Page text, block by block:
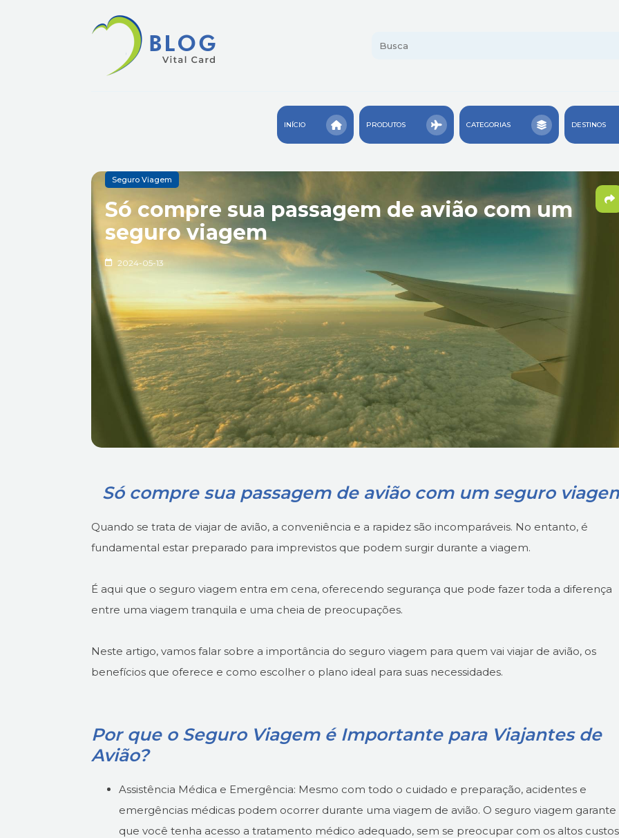
INÍCIO PRODUTOS CATEGORIAS DESTINOS
Seguro Viagem
Só compre sua passagem de avião com um
seguro viagem
2024-05-13
Só compre sua passagem de avião com um seguro
Quando se trata de viajar de avião, a conveniência e a rapidez são incomparáveis. No entanto, é
fundamental estar preparado para imprevistos que podem surgir durante a viagem.
É aqui que o seguro viagem entra em cena, oferecendo segurança que pode fazer toda a diferença
entre uma viagem tranquila e uma cheia de preocupações.
Neste artigo, vamos falar sobre a importância do seguro viagem para quem vai viajar de avião, os
benefícios que oferece e como escolher o plano ideal para suas necessidades.
Por que o Seguro Viagem é Importante para Viajantes de
Avião?
Assistência Médica e Emergência: Mesmo com todo o cuidado e preparação, acidentes e
emergências médicas podem ocorrer durante uma viagem de avião. O seguro viagem garante
que você tenha acesso a tratamento médico adequado, sem se preocupar com os altos custos